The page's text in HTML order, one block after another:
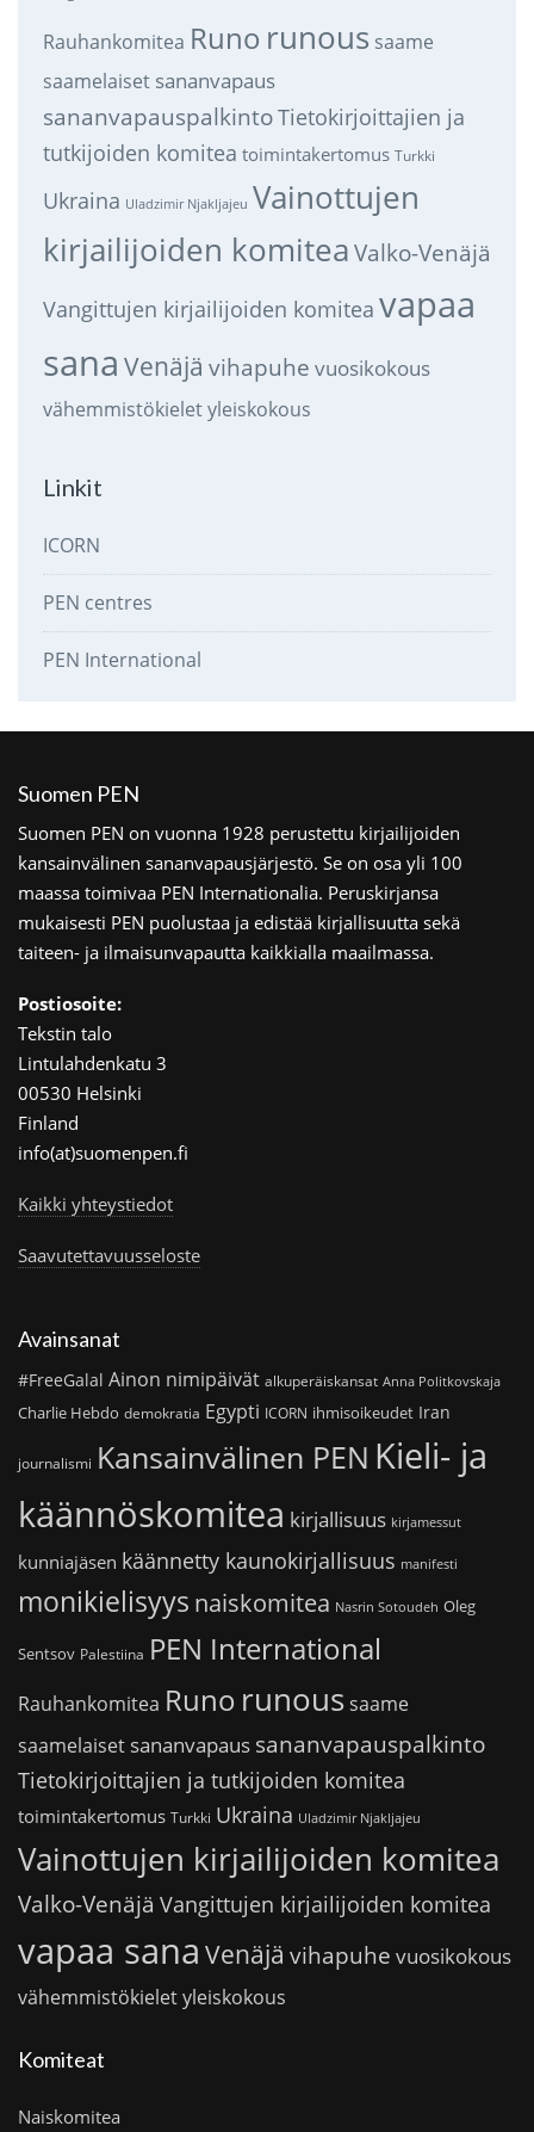
Rauhankomitea Runo runous saame
saamelaiset sananvapaus
sananvapauspalkintoTietokirjoittajien ja
tutkijoiden komitea toimintakertomus Turkki
Ukraina Uladzimir Njakljajeu Vainottujen
kirjailijoiden komitea Valko-Venäjä
Vangittujen kirjailijoiden komitea vapaa
sana Venäjä vihapuhe vuosikokous
vähemmistökieletyleiskokous
Linkit
ICORN
PEN centres
PEN International
Suomen PEN
Suomen PEN on vuonna 1928 perustettu kirjailijoiden
kansainvälinen sananvapausjärjestö. Se on osa yli 100
maassa toimivaa PEN Internationalia. Peruskirjansa
mukaisesti PEN puolustaa ja edistää kirjallisuutta sekä
taiteen- ja ilmaisunvapautta kaikkialla maailmassa.
Postiosoite:
Tekstin talo
Lintulahdenkatu 3
00530 Helsinki
Finland
info(at)suomenpen.fi
Kaikki yhteystiedot
Saavutettavuusseloste
Avainsanat
#FreeGalal Ainon nimipäivät alkuperäiskansat Anna Politkovskaja
Charlie Hebdo demokratia Egypti ICORN ihmisoikeudet Iran
journalismi Kansainvälinen PEN Kieli- ja
käännöskomitea kirjallisuus kirjamessut
kunniajäsen käännetty kaunokirjallisuus manifesti
monikielisyys naiskomitea Nasrin Sotoudeh Oleg
Sentsov Palestiina PEN International
Rauhankomitea Runo runoussaame
saamelaiset sananvapaus sananvapauspalkinto
Tietokirjoittajien ja tutkijoiden komitea
toimintakertomus Turkki Ukraina Uladzimir Njakljajeu
Vainottujen kirjailijoiden komitea
Valko-Venäjä Vangittujen kirjailijoiden komitea
vapaa sana Venäjä vihapuhe vuosikokous
vähemmistökieletyleiskokous
Komiteat
Naiskomitea